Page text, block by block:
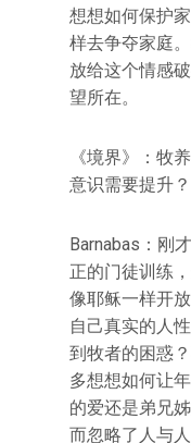
想想如何保护
样去争夺家庭
放给这个情感
望所在。
《境界》：牧
意识需要提升？
Barnabas：刚
正的门徒训练
像耶稣一样开
自己真实的人
到牧者的困惑
多想想如何让
的爱还是弟兄
而忽略了人与